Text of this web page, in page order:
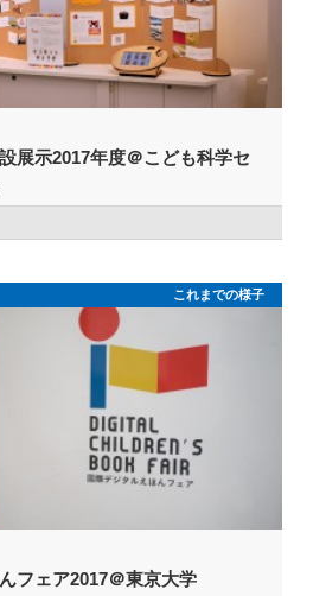
展示2017年度＠こども科学セ
これまでの様子
フェア2017＠東京大学